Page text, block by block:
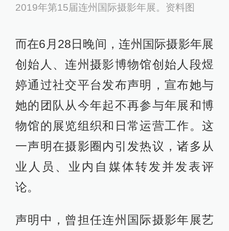
2019年第15届连州国际摄影年展。资料图
而在6月28日晚间，连州国际摄影年展
创始人、连州摄影博物馆创始人段煜
婷通过社交平台发布声明，宣布她与
她的团队从今年起不再参与年展和博
物馆的展览组织和日常运营工作。这
一声明在摄影圈内引发热议，诸多从
业人员、业内自媒体转发并发表评
论。
声明中，曾担任连州国际摄影年展艺